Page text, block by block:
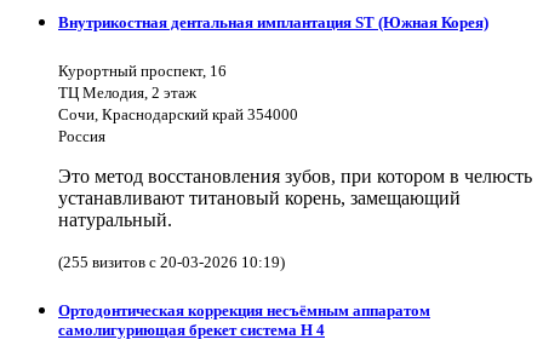
Внутрикостная дентальная имплантация ST (Южная Корея)
Курортный проспект, 16
ТЦ Мелодия, 2 этаж
Сочи, Краснодарский край 354000
Россия
Это метод восстановления зубов, при котором в челюсть
устанавливают титановый корень, замещающий
натуральный.
(255 визитов с 20-03-2026 10:19)
Ортодонтическая коррекция несъёмным аппаратом
самолигуриющая брекет система H 4